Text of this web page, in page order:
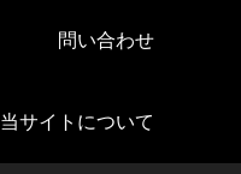
問い合わせ
当サイトについて